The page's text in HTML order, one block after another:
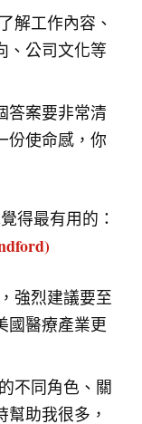
解工作內容、
、公司文化等
答案要非常清
份使命感，你
得最有用的：
強烈建議要至
國醫療產業更
不同角色、關
助我很多，